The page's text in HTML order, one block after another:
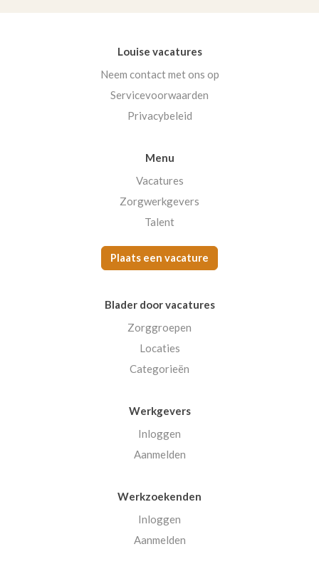
Louise vacatures
Neem contact met ons op
Servicevoorwaarden
Privacybeleid
Menu
Vacatures
Zorgwerkgevers
Talent
Plaats een vacature
Blader door vacatures
Zorggroepen
Locaties
Categorieën
Werkgevers
Inloggen
Aanmelden
Werkzoekenden
Inloggen
Aanmelden